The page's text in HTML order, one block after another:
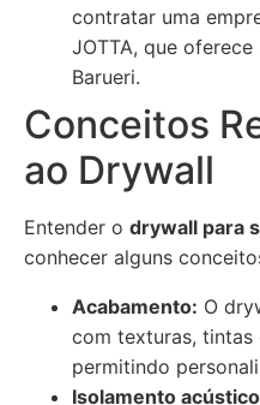
contratar uma
JOTTA, que
Barueri.
Conceitos
ao Drywall
Entender o drywall para
conhecer alguns
Acabamento: O
com texturas, tintas
permitindo
Isolamento